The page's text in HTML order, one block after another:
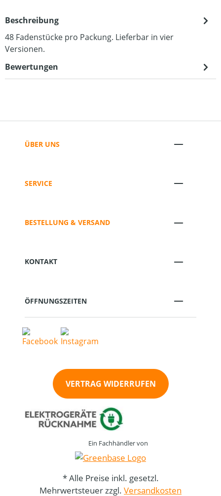
Beschreibung
48 Fadenstücke pro Packung. Lieferbar in vier
Versionen.
Bewertungen
ÜBER UNS
SERVICE
BESTELLUNG & VERSAND
KONTAKT
ÖFFNUNGSZEITEN
VERTRAG WIDERRUFEN
Ein Fachhändler von
* Alle Preise inkl. gesetzl.
Mehrwertsteuer zzgl. Versandkosten